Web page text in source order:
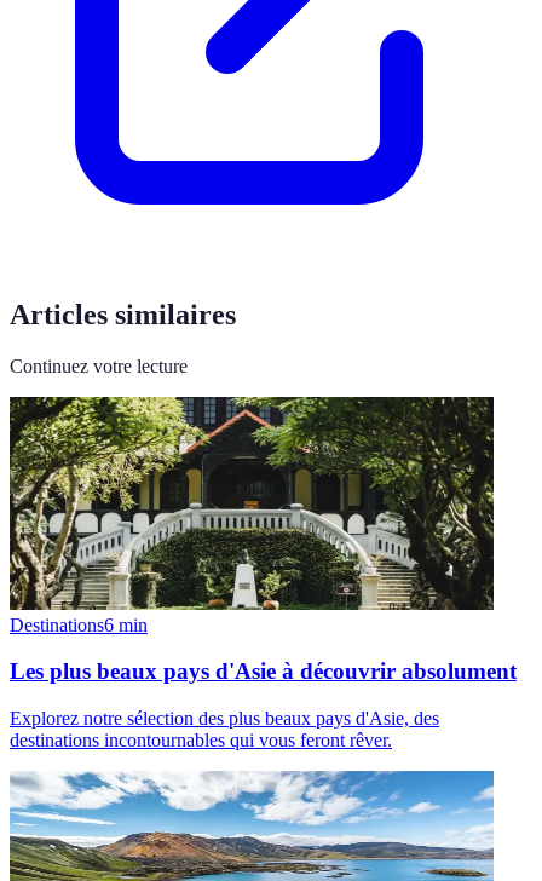
Articles similaires
Continuez votre lecture
Destinations6 min
Les plus beaux pays d'Asie à découvrir absolument
Explorez notre sélection des plus beaux pays d'Asie, des
destinations incontournables qui vous feront rêver.